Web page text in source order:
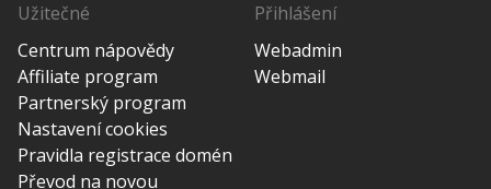
Užitečné
Centrum nápovědy
Affiliate program
Partnerský program
Nastavení cookies
Pravidla registrace domén
Převod na novou
Přihlášení
Webadmin
Webmail